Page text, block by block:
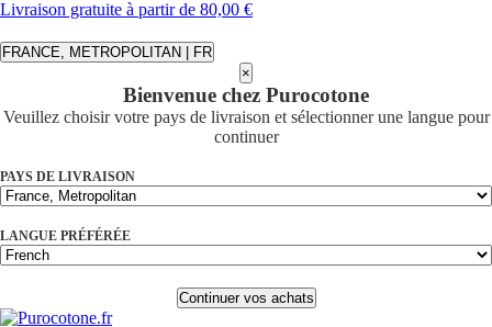
Livraison gratuite à partir de 80,00 €
FRANCE, METROPOLITAN | FR
×
Bienvenue chez Purocotone
Veuillez choisir votre pays de livraison et sélectionner une langue pour
continuer
PAYS DE LIVRAISON
LANGUE PRÉFÉRÉE
Continuer vos achats